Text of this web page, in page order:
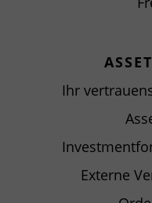
Ihr
Externe